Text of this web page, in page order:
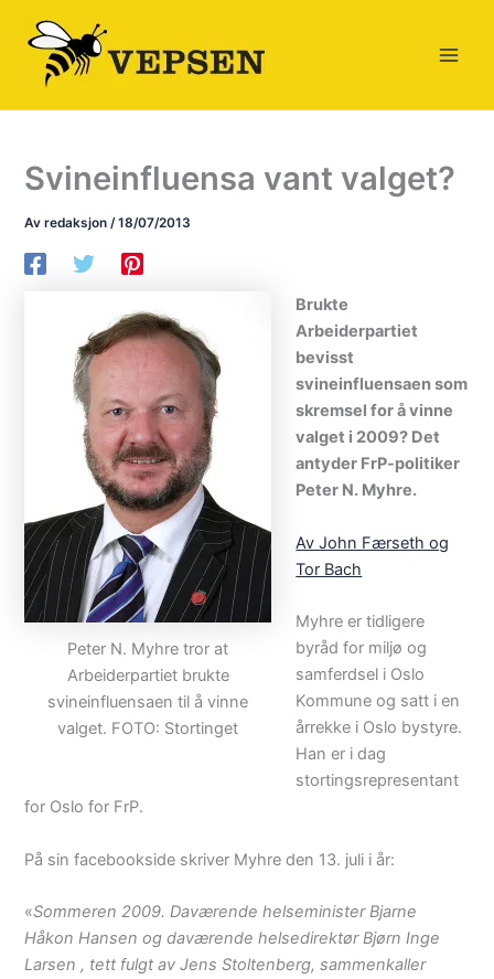
innholdet
Svineinfluensa vant valget?
Av redaksjon/18/07/2013
Peter N. Myhre tror at
Arbeiderpartiet brukte
svineinfluensaen til å vinne
valget. FOTO: Stortinget
Brukte
Arbeiderpartiet
bevisst
svineinfluensaen som
skremsel for å vinne
valget i 2009? Det
antyder FrP-politiker
Peter N. Myhre.
Av John Færseth og
Tor Bach
Myhre er tidligere
byråd for miljø og
samferdsel i Oslo
Kommune og satt i en
årrekke i Oslo bystyre.
Han er i dag
stortingsrepresentant
for Oslo for FrP.
På sin facebookside skriver Myhre den 13. juli i år:
«Sommeren 2009. Daværende helseminister Bjarne
Håkon Hansen og daværende helsedirektør Bjørn Inge
Larsen , tett fulgt av Jens Stoltenberg, sammenkaller